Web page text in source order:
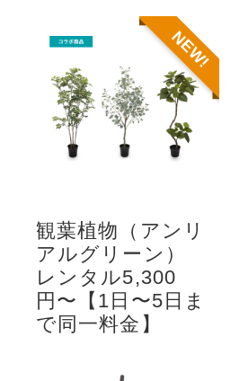
観葉植物（アンリ
アルグリーン）
レンタル5,300
円〜【1日〜5日ま
で同一料金】
NEW!